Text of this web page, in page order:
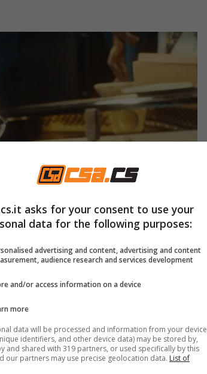
asks for your consent to use your
data for the following purposes:
advertising and content, advertising and content
audience research and services development
and/or access information on a device
more
data will be processed and information from your device
identifiers, and other device data) may be stored by,
and shared with 319 partners, or used specifically by this
our partners may use precise geolocation data. List of